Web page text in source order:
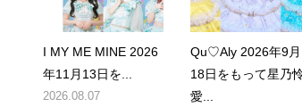
I MY ME MINE 2026
年11月13日を...
2026.08.07
Qu♡Aly 2026年9月
18日をもって星乃
愛...